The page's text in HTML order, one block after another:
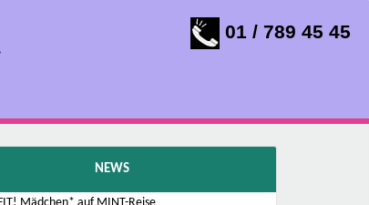
01 / 789 45 45
NEWS